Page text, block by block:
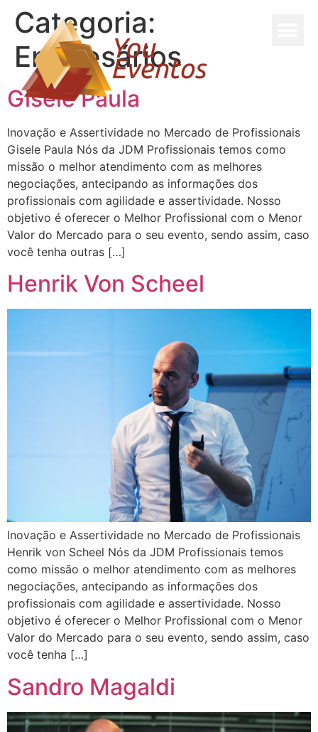
Categoria:
Empresários
Gisele Paula
Inovação e Assertividade no Mercado de Profissionais
Gisele Paula Nós da JDM Profissionais temos como
missão o melhor atendimento com as melhores
negociações, antecipando as informações dos
profissionais com agilidade e assertividade. Nosso
objetivo é oferecer o Melhor Profissional com o Menor
Valor do Mercado para o seu evento, sendo assim, caso
você tenha outras […]
Henrik Von Scheel
Inovação e Assertividade no Mercado de Profissionais
Henrik von Scheel Nós da JDM Profissionais temos
como missão o melhor atendimento com as melhores
negociações, antecipando as informações dos
profissionais com agilidade e assertividade. Nosso
objetivo é oferecer o Melhor Profissional com o Menor
Valor do Mercado para o seu evento, sendo assim, caso
você tenha […]
Sandro Magaldi